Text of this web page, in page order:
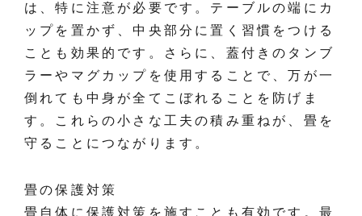
は、特に注意が必要です。テーブルの端にカ
ップを置かず、中央部分に置く習慣をつける
ことも効果的です。さらに、蓋付きのタンブ
ラーやマグカップを使用することで、万が一
倒れても中身が全てこぼれることを防げま
す。これらの小さな工夫の積み重ねが、畳を
守ることにつながります。
畳の保護対策
畳自体に保護対策を施すことも有効です。最